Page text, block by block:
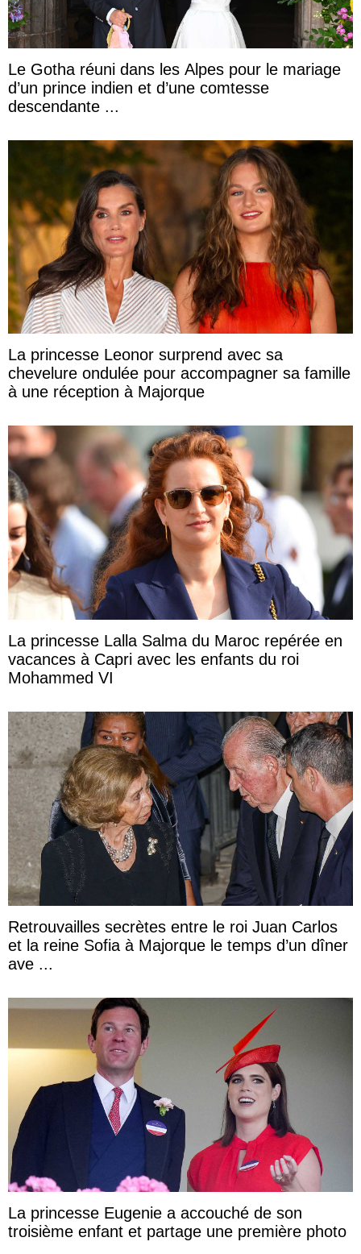
Le Gotha réuni dans les Alpes pour le mariage
d’un prince indien et d’une comtesse
descendante ...
La princesse Leonor surprend avec sa
chevelure ondulée pour accompagner sa famille
à une réception à Majorque
La princesse Lalla Salma du Maroc repérée en
vacances à Capri avec les enfants du roi
Mohammed VI
Retrouvailles secrètes entre le roi Juan Carlos
et la reine Sofia à Majorque le temps d’un dîner
ave ...
La princesse Eugenie a accouché de son
troisième enfant et partage une première photo